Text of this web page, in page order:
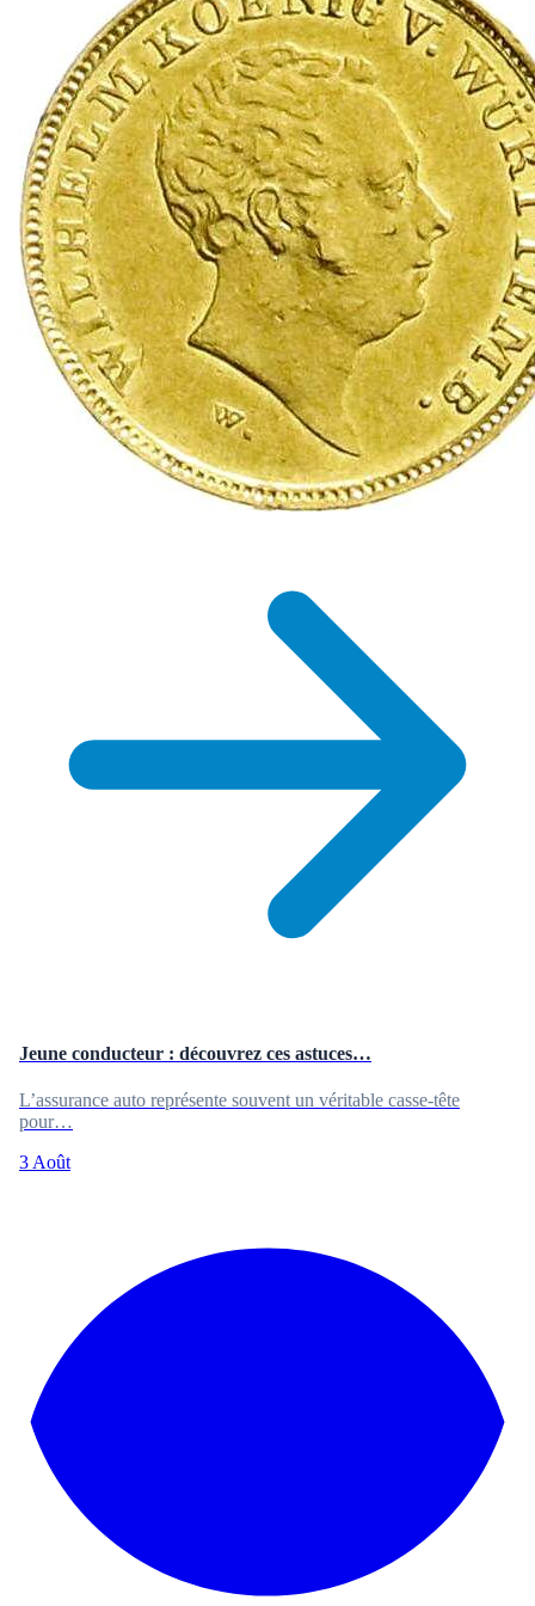
Jeune conducteur : découvrez ces astuces…
L’assurance auto représente souvent un véritable casse-tête
pour…
3 Août